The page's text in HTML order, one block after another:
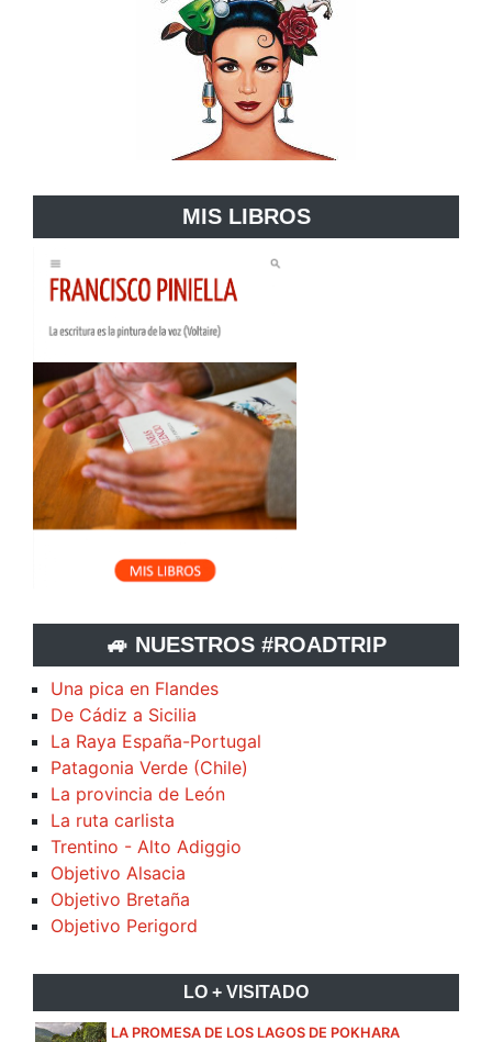
MIS LIBROS
🚙 NUESTROS #ROADTRIP
Una pica en Flandes
De Cádiz a Sicilia
La Raya España-Portugal
Patagonia Verde (Chile)
La provincia de León
La ruta carlista
Trentino - Alto Adiggio
Objetivo Alsacia
Objetivo Bretaña
Objetivo Perigord
LO + VISITADO
LA PROMESA DE LOS LAGOS DE POKHARA